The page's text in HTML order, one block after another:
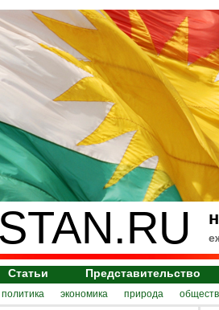
Статьи Представительство
политика экономика природа